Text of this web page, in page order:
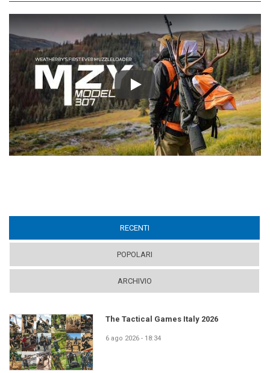
Play
RECENTI
POPOLARI
ARCHIVIO
The Tactical Games Italy 2026
6 ago 2026 - 18:34